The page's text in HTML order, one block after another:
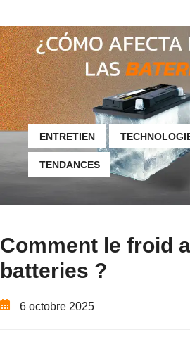
ENTRETIEN
TENDANCES
Comment le froid
batteries ?
6 octobre 2025